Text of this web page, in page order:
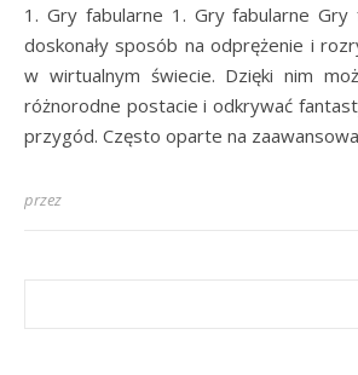
1. Gry fabularne 1. Gry fabularne Gry fabularne online to
doskonały sposób na odprężenie i
w wirtualnym świecie. Dzięki nim
różnorodne postacie i odkrywać
przygód. Często oparte na
przez